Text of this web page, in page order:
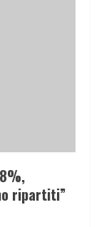
ripartiti”